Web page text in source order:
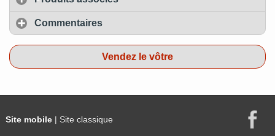
Commentaires
Vendez le vôtre
Site mobile| Site classique